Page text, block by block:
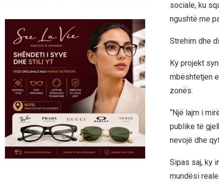
sociale, ku
ngushtë me
Strehim dhe
Ky projekt
mbështetjen
zonës.
“Një lajm i
publike të
nevojë dhe
Sipas saj, ky
mundësi